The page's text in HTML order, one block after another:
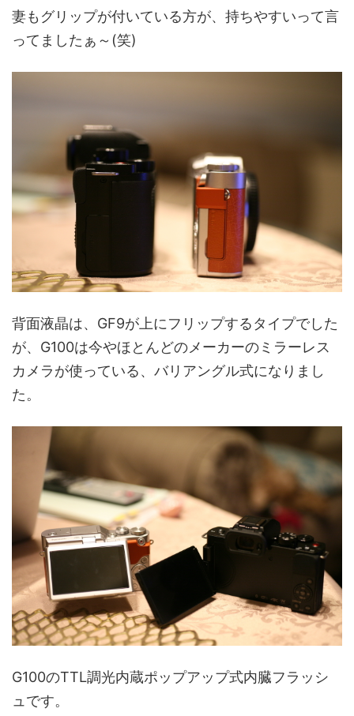
妻もグリップが付いている方が、持ちやすいって言
ってましたぁ～(笑)
背面液晶は、GF9が上にフリップするタイプでした
が、G100は今やほとんどのメーカーのミラーレス
カメラが使っている、バリアングル式になりまし
た。
G100のTTL調光内蔵ポップアップ式内臓フラッシ
ュです。